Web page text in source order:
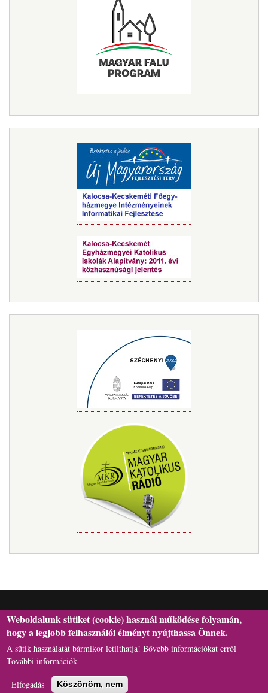
H-6301 Kalocsa, Szentháromság tér 1., Postafiók: 29. | Telefon:
+36(78)462-l66 | E-mail: hivatal[kukac]asztrik.hu
Weboldalunk sütiket (cookie) használ működése folyamán,
hogy a legjobb felhasználói élményt nyújthassa Önnek.
A sütik használatát bármikor letilthatja! Bővebb információkat erről
További információk
Elfogadás Köszönöm, nem